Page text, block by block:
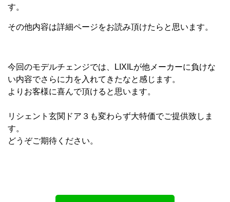
す。
その他内容は詳細ページをお読み頂けたらと思います。
今回のモデルチェンジでは、LIXILが他メーカーに負けな
い内容でさらに力を入れてきたなと感じます。
よりお客様に喜んで頂けると思います。
リシェント玄関ドア３も変わらず大特価でご提供致しま
す。
どうぞご期待ください。